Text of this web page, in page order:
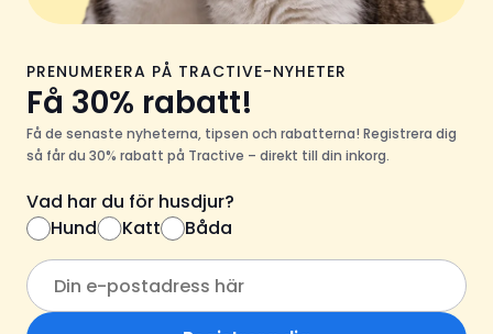
PRENUMERERA PÅ TRACTIVE-NYHETER
Få 30% rabatt!
Få de senaste nyheterna, tipsen och rabatterna! Registrera dig
så får du 30% rabatt på Tractive – direkt till din inkorg.
Vad har du för husdjur?
Hund
Katt Båda